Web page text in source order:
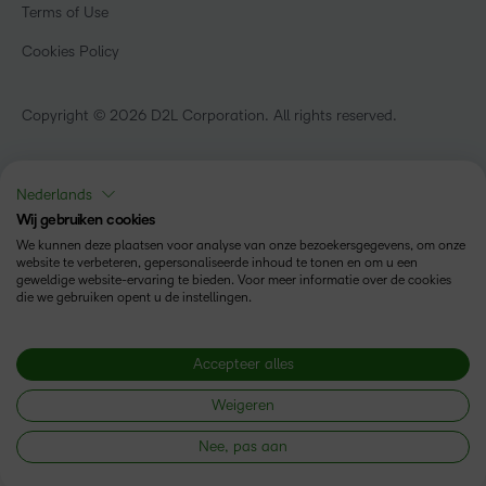
Copyright © 2026 D2L Corporation. All rights reserved.
Terms of Use
Cookies Policy
Nederlands
Wij gebruiken cookies
We kunnen deze plaatsen voor analyse van onze bezoekersgegevens, om onze
website te verbeteren, gepersonaliseerde inhoud te tonen en om u een
geweldige website-ervaring te bieden. Voor meer informatie over de cookies
die we gebruiken opent u de instellingen.
Accepteer alles
Weigeren
Nee, pas aan